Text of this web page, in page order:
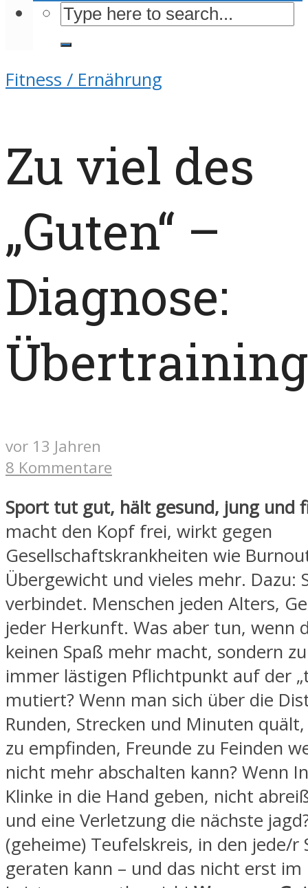
Fitness / Ernährung
Zu viel des
„Guten“ –
Diagnose:
Übertraining
vor 13 Jahren
8 Kommentare
Sport tut gut, hält gesund, jung und
macht den Kopf frei, wirkt gegen
Gesellschaftskrankheiten wie
Übergewicht und vieles mehr. Dazu:
verbindet. Menschen jeden Alters,
jeder Herkunft. Was aber tun, wenn
keinen Spaß mehr macht, sondern
immer lästigen Pflichtpunkt auf der
mutiert? Wenn man sich über die
Runden, Strecken und Minuten
zu empfinden, Freunde zu Feinden
nicht mehr abschalten kann? Wenn
Klinke in die Hand geben, nicht
und eine Verletzung die nächste
(geheime) Teufelskreis, in den jede/r
geraten kann – und das nicht erst im